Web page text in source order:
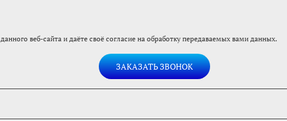
данного веб-сайта и даёте своё согласие на обработку передаваемых вами данных.